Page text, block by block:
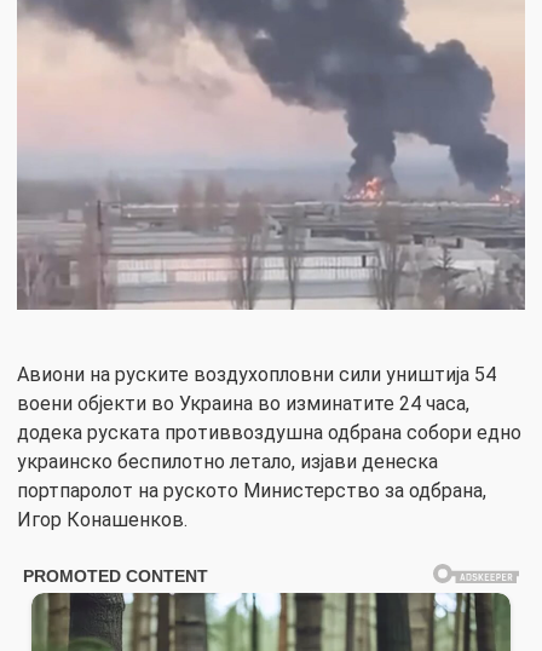
Авиони на руските воздухопловни сили уништија 54
воени објекти во Украина во изминатите 24 часа,
додека руската противвоздушна одбрана собори едно
украинско беспилотно летало, изјави денеска
портпаролот на руското Министерство за одбрана,
Игор Конашенков.